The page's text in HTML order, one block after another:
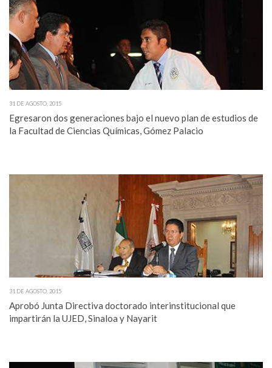
31 DE AGOSTO, 2015
Egresaron dos generaciones bajo el nuevo plan de estudios de
la Facultad de Ciencias Químicas, Gómez Palacio
31 DE AGOSTO, 2015
Aprobó Junta Directiva doctorado interinstitucional que
impartirán la UJED, Sinaloa y Nayarit